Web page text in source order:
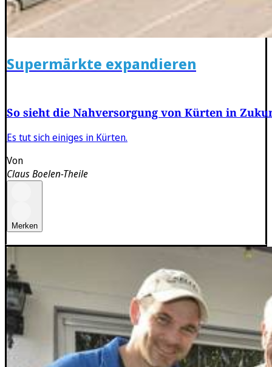
Supermärkte expandieren
So sieht die Nahversorgung von Kürten in
Es tut sich einiges in Kürten.
Von
Claus Boelen-Theile
Merken